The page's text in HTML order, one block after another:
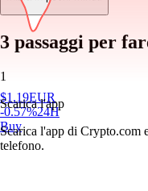
$1.19EUR
-0.57%24H
Buy
3 passaggi per
1
Scarica l'app
Scarica l'app di Crypto.com
telefono.